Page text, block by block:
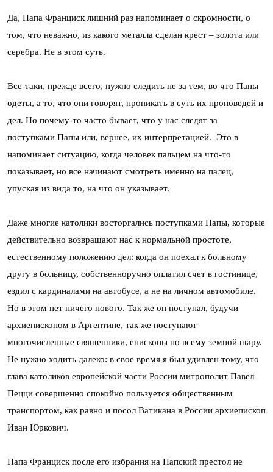
Да, Папа Франциск лишний раз напоминает о скромности, о
том, что неважно, из какого металла сделан крест – золота или
серебра. Не в этом суть.
Все-таки, прежде всего, нужно следить не за тем, во что Папы
одеты, а то, что они говорят, проникать в суть их проповедей и
дел. Но почему-то часто бывает, что у нас следят за
поступками Папы или, вернее, их интерпретацией. Это в
напоминает ситуацию, когда человек пальцем на что-то
показывает, но все начинают смотреть именно на палец,
упуская из вида то, на что он указывает.
Даже многие католики восторгались поступками Папы, которые
действительно возвращают нас к нормальной простоте,
естественному положению дел: когда он поехал к больному
другу в больницу, собственноручно оплатил счет в гостинице,
ездил с кардиналами на автобусе, а не на личном автомобиле.
Но в этом нет ничего нового. Так же он поступал, будучи
архиепископом в Аргентине, так же поступают
многочисленные священники, епископы по всему земной шару.
Не нужно ходить далеко: в свое время я был удивлен тому, что
глава католиков европейской части России митрополит Павел
Пецци совершенно спокойно пользуется общественным
транспортом, как равно и посол Ватикана в России архиепископ
Иван Юркович.
Папа Франциск после его избрания на Папский престол не